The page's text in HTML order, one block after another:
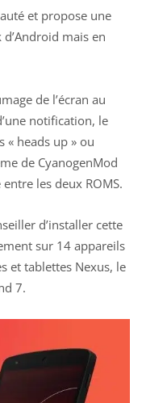
et propose une
mais en
de l’écran au
notification, le
heads up » ou
de CyanogenMod
les deux ROMS.
d’installer cette
sur 14 appareils
et tablettes Nexus, le
7.